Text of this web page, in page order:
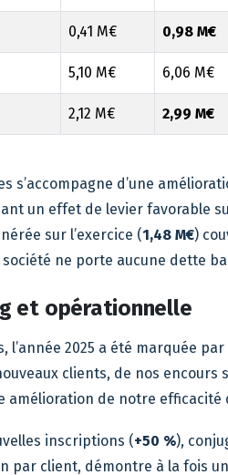
0,41 M€ 0,98 M€
5,10 M€ 6,06 M€
2,12 M€ 2,99 M€
s’accompagne d’une
un effet de levier favorable
sur l’exercice (1,48 M€)
ne porte aucune dette
et opérationnelle
2025 a été marquée
clients, de nos encours
amélioration de notre efficacité
inscriptions (+50 %),
par client, démontre à la fois